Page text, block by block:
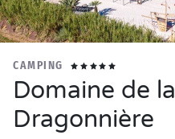
CAMPING
Domaine de la
Dragonnière